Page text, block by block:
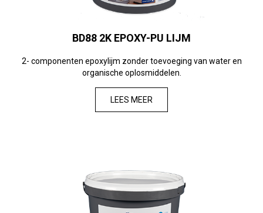
BD88 2K EPOXY-PU LIJM
2- componenten epoxylijm zonder toevoeging van water en
organische oplosmiddelen.
LEES MEER